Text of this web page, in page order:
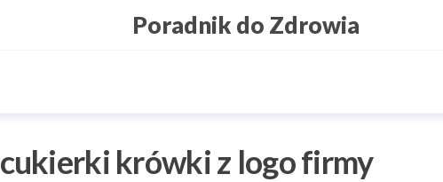
Poradnik do Zdrowia
cukierki krówki z logo firmy